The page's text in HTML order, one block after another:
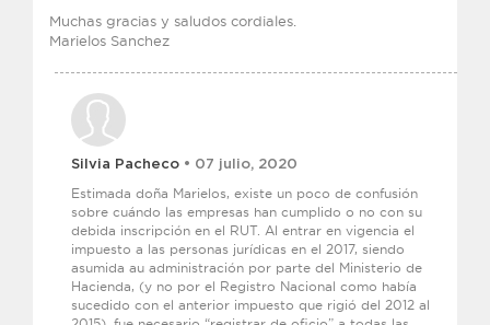
Muchas gracias y saludos cordiales.
Marielos Sanchez
Silvia Pacheco • 07 julio, 2020
Estimada doña Marielos, existe un poco de confusión
sobre cuándo las empresas han cumplido o no con su
debida inscripción en el RUT. Al entrar en vigencia el
impuesto a las personas jurídicas en el 2017, siendo
asumida au administración por parte del Ministerio de
Hacienda, (y no por el Registro Nacional como había
sucedido con el anterior impuesto que rigió del 2012 al